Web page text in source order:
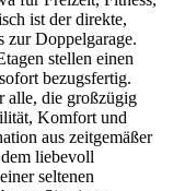
ist der direkte,
zur Doppelgarage.
stellen einen
bezugsfertig.
alle, die großzügig
Komfort und
aus zeitgemäßer
liebevoll
seltenen